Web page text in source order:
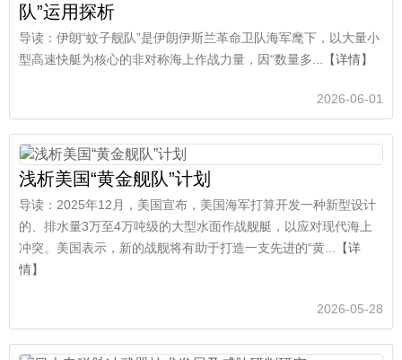
队”运用探析
导读：伊朗“蚊子舰队”是伊朗伊斯兰革命卫队海军麾下，以大量小
型高速快艇为核心的非对称海上作战力量，因“数量多...
【详情】
2026-06-01
浅析美国“黄金舰队”计划
导读：2025年12月，美国宣布，美国海军打算开发一种新型设计
的、排水量3万至4万吨级的大型水面作战舰艇，以应对现代海上
冲突。美国表示，新的战舰将有助于打造一支先进的“黄...
【详
情】
2026-05-28